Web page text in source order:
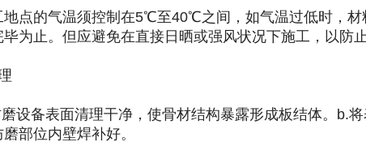
的气温须控制在5℃至40℃之间，如气温过低时，材
为止。但应避免在直接日晒或强风状况下施工，以防
备表面清理干净，使骨材结构暴露形成板结体。b.
部位内壁焊补好。